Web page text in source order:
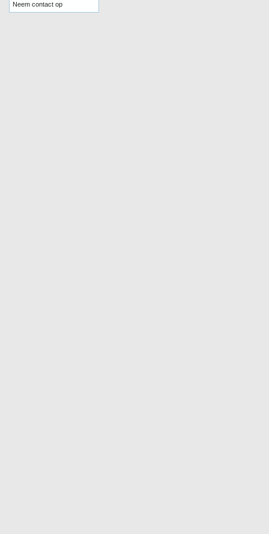
Neem contact op